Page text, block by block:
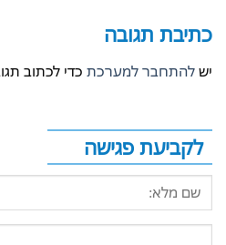
כתיבת תגובה
ישלהתחבר למערכת כדי לכתוב
לקביעת פגישה